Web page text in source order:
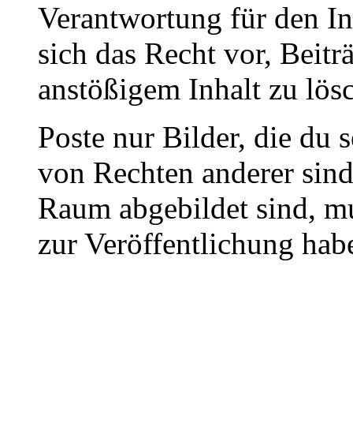
Verantwortung für den
sich das Recht vor,
anstößigem Inhalt zu
Poste nur Bilder, die du
von Rechten anderer
Raum abgebildet sind,
zur Veröffentlichung